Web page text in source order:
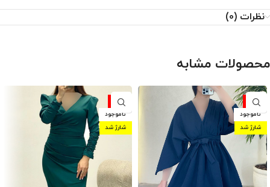
نظرات (0)
محصولات مشابه
-10%
ناموجود
شارژ شد
-10%
ناموجود
شارژ شد